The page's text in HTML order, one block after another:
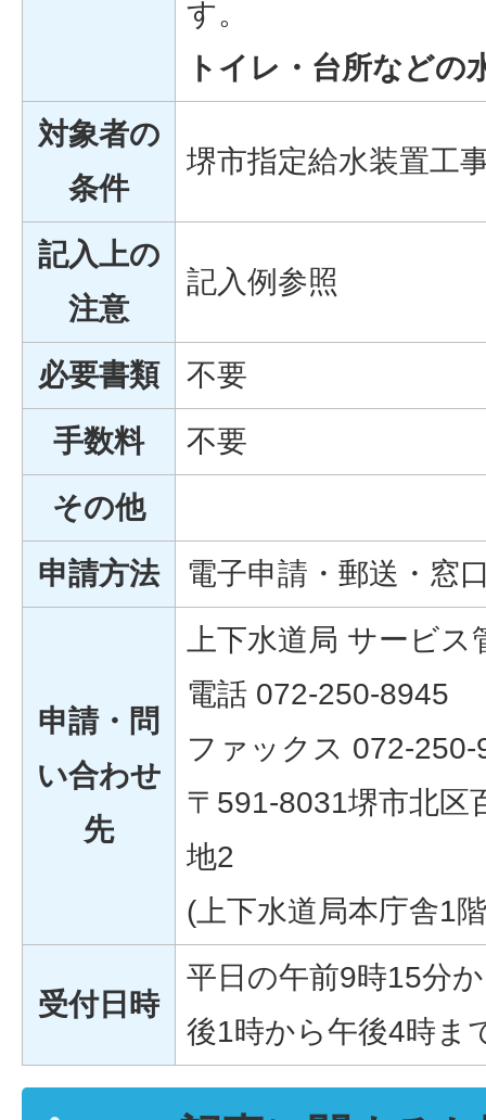
す。
トイレ・台所などの
対象者の
条件
堺市指定給水装置工
記入上の
注意
記入例参照
必要書類
不要
手数料
不要
その他
申請方法
電子申請・郵送・窓
申請・問
い合わせ
先
上下水道局 サービ
電話 072-250-8945
ファックス 072-250-
〒591-8031堺市北区
地2
(上下水道局本庁舎1
受付日時
平日の午前9時15分
後1時から午後4時ま